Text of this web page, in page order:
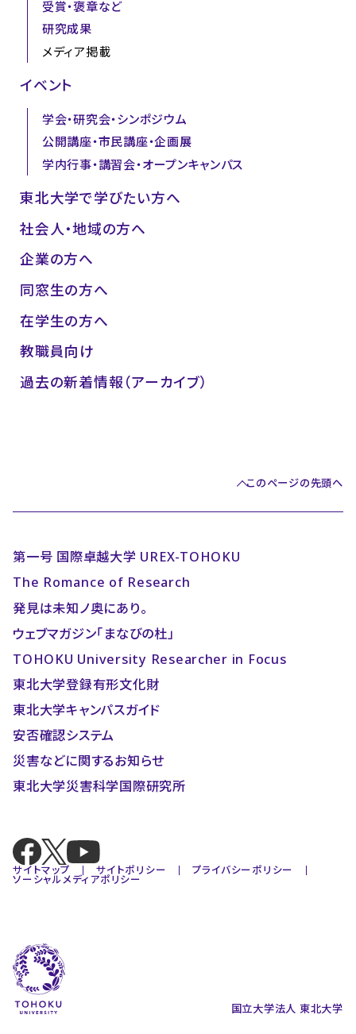
受賞・褒章など
研究成果
メディア掲載
イベント
学会・研究会・シンポジウム
公開講座・市民講座・企画展
学内行事・講習会・オープンキャンパス
東北大学で学びたい方へ
社会人・地域の方へ
企業の方へ
同窓生の方へ
在学生の方へ
教職員向け
過去の新着情報（アーカイブ）
このページの先頭へ
第一号 国際卓越大学 UREX-TOHOKU
The Romance of Research
発見は未知ノ奥にあり。
ウェブマガジン「まなびの杜」
TOHOKU University Researcher in Focus
東北大学登録有形文化財
東北大学キャンパスガイド
安否確認システム
災害などに関するお知らせ
東北大学災害科学国際研究所
サイトマップ サイトポリシー プライバシーポリシー
ソーシャルメディアポリシー
国立大学法人 東北大学